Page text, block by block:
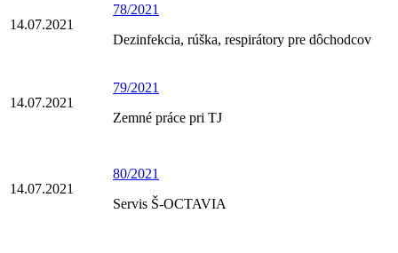
14.07.2021
78/2021
Dezinfekcia, rúška, respirátory pre dôchodcov
14.07.2021
79/2021
Zemné práce pri TJ
14.07.2021
80/2021
Servis Š-OCTAVIA